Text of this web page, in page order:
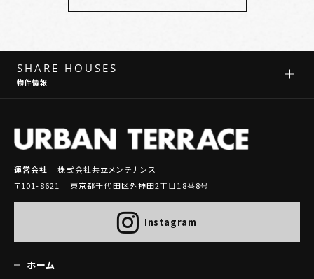
SHARE HOUSES
物件情報
運営会社
株式会社共立メンテナンス
〒101-8621 東京都千代田区外神田2丁目18番8号
Instagram
ホーム